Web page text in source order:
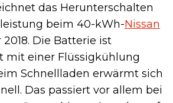
das Herunterschalten
beim 40-kWh-Nissan
Die Batterie ist
mit einer Flüssigkühlung
Schnellladen erwärmt sich
Das passiert vor allem bei